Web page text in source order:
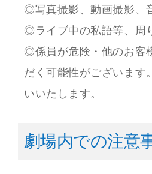
◎写真撮影、動画撮影、
◎ライブ中の私語等、周
◎係員が危険・他のお客
だく可能性がございます
いいたします。
劇場内での注意